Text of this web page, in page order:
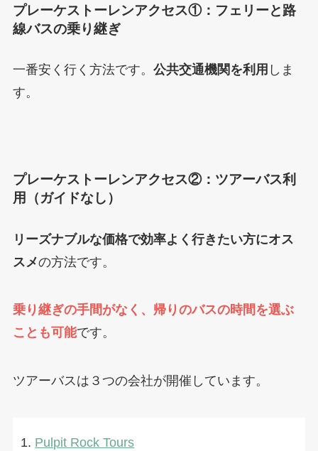
プレーケストーレンアクセス①：フェリーと路
線バスの乗り継ぎ
一番安く行く方法です。 公共交通機関を利用 しま
す。
プレーケストーレンアクセス②：ツアーバス利
用（ガイドなし）
リーズナブルな価格で効率よく行きたい方にオス
スメの方法です。
乗り継ぎの手間がなく、帰りのバスの時間を選ぶ
ことも可能です。
ツアーバスは３つの会社が開催しています。
Pulpit Rock Tours